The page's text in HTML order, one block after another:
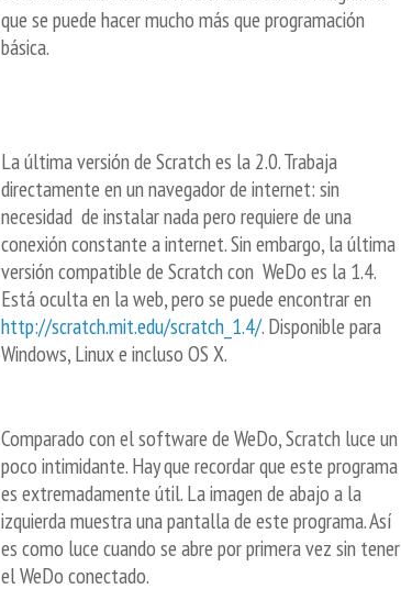
que se puede hacer mucho más que programación
básica.
La última versión de Scratch es la 2.0. Trabaja
directamente en un navegador de internet: sin
necesidad de instalar nada pero requiere de una
conexión constante a internet. Sin embargo, la última
versión compatible de Scratch con WeDo es la 1.4.
Está oculta en la web, pero se puede encontrar en
http://scratch.mit.edu/scratch_1.4/. Disponible para
Windows, Linux e incluso OS X.
Comparado con el software de WeDo, Scratch luce un
poco intimidante. Hay que recordar que este programa
es extremadamente útil. La imagen de abajo a la
izquierda muestra una pantalla de este programa. Así
es como luce cuando se abre por primera vez sin tener
el WeDo conectado.